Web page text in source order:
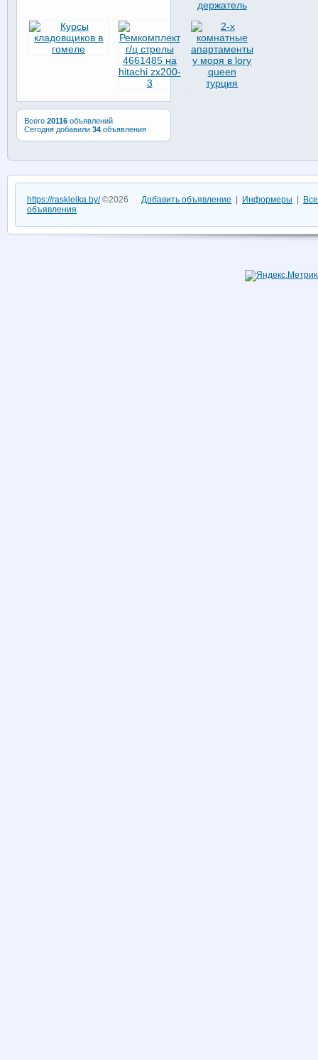
Всего 20116объявлений
Сегодня добавили 34объявления
https://raskleika.by/©2026 Добавить объявление Информеры
объявления